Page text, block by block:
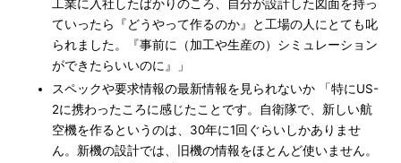
工業に入社したばかりのころ、自分が設計した図面を持っ
ていったら『どうやって作るのか』と工場の人にとても叱
られました。『事前に（加工や生産の）シミュレーション
ができたらいいのに』」
スペックや要求情報の最新情報を見られないか 「特にUS-
2に携わったころに感じたことです。自衛隊で、新しい航
空機を作るというのは、30年に1回ぐらいしかありませ
ん。新機の設計では、旧機の情報をほとんど使いません。